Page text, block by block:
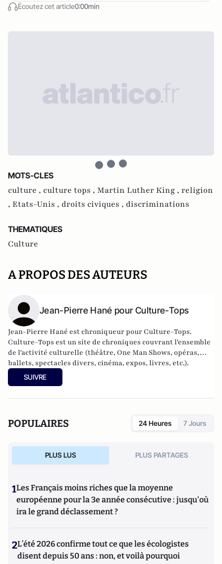
Écoutez cet article0:00min
MOTS-CLES
culture , culture tops , Martin Luther King , religion
, Etats-Unis , droits civiques , discriminations
THEMATIQUES
Culture
A PROPOS DES AUTEURS
Jean-Pierre Hané pour Culture-Tops
Jean-Pierre Hané est chroniqueur pour Culture-Tops.
Culture-Tops est un site de chroniques couvrant l'ensemble
de l'activité culturelle (théâtre, One Man Shows, opéras,
ballets, spectacles divers, cinéma, expos, livres, etc.).
SUIVRE
POPULAIRES 24 Heures 7 Jours
PLUS LUS PLUS PARTAGES
1Les Français moins riches que la moyenne
européenne pour la 3e année consécutive : jusqu'où
ira le grand déclassement ?
2L’été 2026 confirme tout ce que les écologistes
disent depuis 50 ans : non, et voilà pourquoi